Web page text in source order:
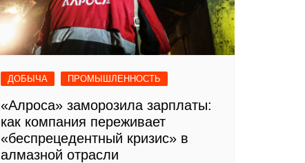
ДОБЫЧА ПРОМЫШЛЕННОСТЬ
«Алроса» заморозила зарплаты:
как компания переживает
«беспрецедентный кризис» в
алмазной отрасли